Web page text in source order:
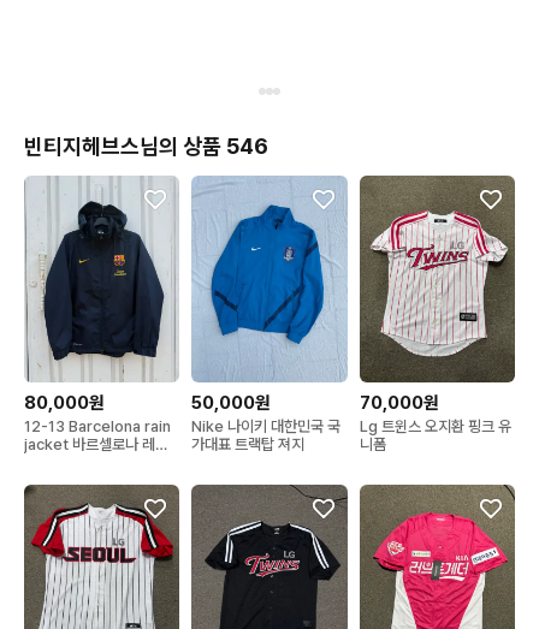
빈티지헤브스님의 상품 546
80,000원
12-13 Barcelona rain
jacket 바르셀로나 레인
50,000원
Nike 나이키 대한민국 국
가대표 트랙탑 져지
70,000원
Lg 트윈스 오지환 핑크 유
니폼